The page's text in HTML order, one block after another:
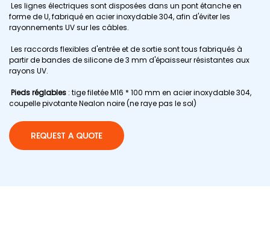
Les lignes électriques sont disposées dans un pont étanche en
forme de U, fabriqué en acier inoxydable 304, afin d'éviter les
rayonnements UV sur les câbles.
Les raccords flexibles d'entrée et de sortie sont tous fabriqués à
partir de bandes de silicone de 3 mm d'épaisseur résistantes aux
rayons UV.
Pieds réglables : tige filetée M16 * 100 mm en acier inoxydable 304,
coupelle pivotante Nealon noire (ne raye pas le sol)
REQUEST A QUOTE